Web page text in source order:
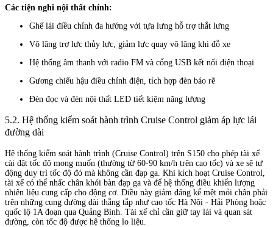
Các tiện nghi nội thất chính:
Ghế lái điều chỉnh đa hướng với tựa lưng hỗ trợ thắt lưng
Vô lăng trợ lực thủy lực, giảm lực quay vô lăng khi đỗ xe
Hệ thống âm thanh với radio FM và cổng USB kết nối điện thoại
Gương chiếu hậu điều chỉnh điện, tích hợp đèn báo rẽ
Đèn đọc và đèn nội thất LED tiết kiệm năng lượng
5.2. Hệ thống kiểm soát hành trình Cruise Control giảm áp lực lái
đường dài
Hệ thống kiểm soát hành trình (Cruise Control) trên S150 cho phép tài xế
cài đặt tốc độ mong muốn (thường từ 60-90 km/h trên cao tốc) và xe sẽ tự
động duy trì tốc độ đó mà không cần đạp ga. Khi kích hoạt Cruise Control,
tài xế có thể nhấc chân khỏi bàn đạp ga và để hệ thống điều khiển lượng
nhiên liệu cung cấp cho động cơ. Điều này giảm đáng kể mệt mỏi chân phải
trên những cung đường dài thẳng tắp như cao tốc Hà Nội - Hải Phòng hoặc
quốc lộ 1A đoạn qua Quảng Bình. Tài xế chỉ cần giữ tay lái và quan sát
đường, còn tốc độ được hệ thống lo liệu.